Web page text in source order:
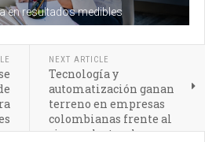
en resultados medibles
NEXT ARTICLE
Tecnología y
automatización ganan
terreno en empresas
colombianas frente al
riesgo electoral y